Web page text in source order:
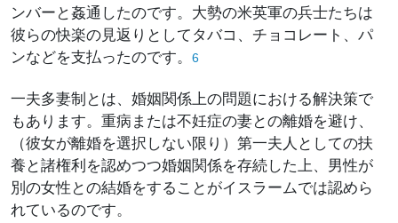
ンバーと姦通したのです。大勢の米英軍の兵士たちは
彼らの快楽の見返りとしてタバコ、チョコレート、パ
ンなどを支払ったのです。 6
一夫多妻制とは、婚姻関係上の問題における解決策で
もあります。重病または不妊症の妻との離婚を避け、
（彼女が離婚を選択しない限り）第一夫人としての扶
養と諸権利を認めつつ婚姻関係を存続した上、男性が
別の女性との結婚をすることがイスラームでは認めら
れているのです。